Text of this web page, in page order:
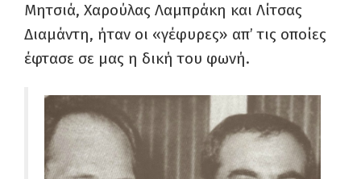
Μητσιά, Χαρούλας Λαμπράκη και Λίτσας
Διαμάντη, ήταν οι «γέφυρες» απ’ τις οποίες
έφτασε σε μας η δική του φωνή.